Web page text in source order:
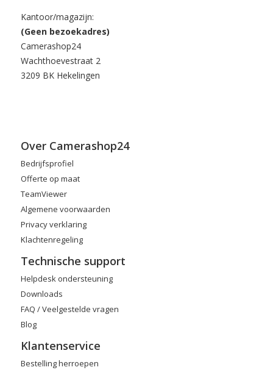
Kantoor/magazijn:
(Geen bezoekadres)
Camerashop24
Wachthoevestraat 2
3209 BK Hekelingen
Over Camerashop24
Bedrijfsprofiel
Offerte op maat
TeamViewer
Algemene voorwaarden
Privacy verklaring
Klachtenregeling
Technische support
Helpdesk ondersteuning
Downloads
FAQ / Veelgestelde vragen
Blog
Klantenservice
Bestelling herroepen